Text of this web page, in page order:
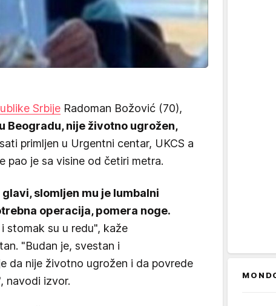
Srbije Radoman Božović (70),
u Beogradu, nije životno ugrožen,
primljen u Urgentni centar, UKCS a
pao je sa visine od četiri metra.
slomljen mu je lumbalni
operacija, pomera noge.
stomak su u redu", kaže
"Budan je, svestan i
da nije životno ugrožen i da povrede
navodi izvor.